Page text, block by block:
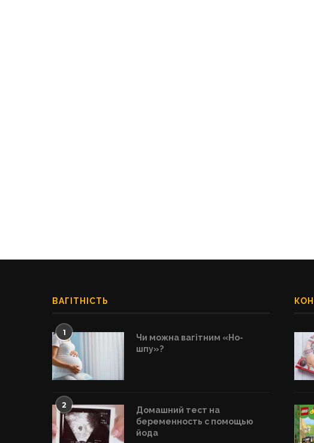
ВАГІТНІСТЬ
1
Чи можна вагітним «Но-
шпу»?
2
Домашний тест на
беременность с помощью
йода